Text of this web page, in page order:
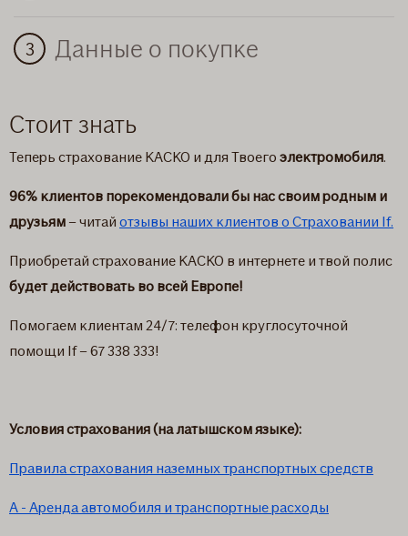
Данные о покупке
Стоит знать
Теперь страхование КАСКО и для Твоего электромобиля.
96% клиентов порекомендовали бы нас своим родным и
друзьям – читай отзывы наших клиентов о Страховании If.
Приобретай страхование КАСКО в интернете и твой полис
будет действовать во всей Европе!
Помогаем клиентам 24/7: телефон круглосуточной
помощи If – 67 338 333!
Условия страхования (на латышскoм языке):
Правила страхования наземных транспортных средств
A - Aренда автомобиля и транспортные расходы